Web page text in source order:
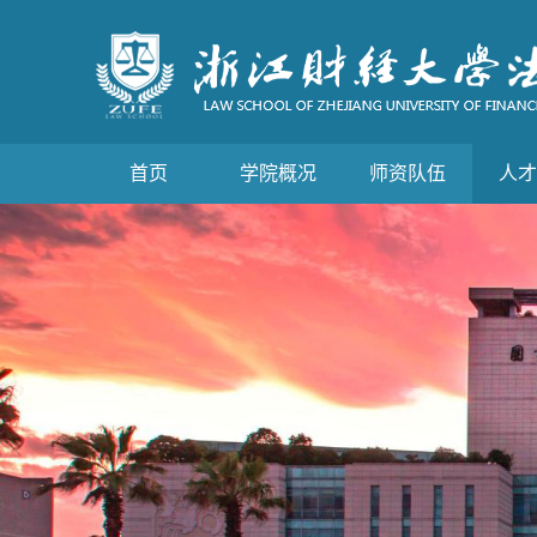
首页 学院概况 师资队伍 人